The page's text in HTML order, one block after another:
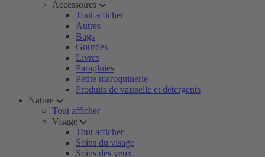
Accessoires
Tout afficher
Autres
Bags
Gourdes
Livres
Parapluies
Petite maroquinerie
Produits de vaisselle et détergents
Nature
Tout afficher
Visage
Tout afficher
Soins du visage
Soins des yeux